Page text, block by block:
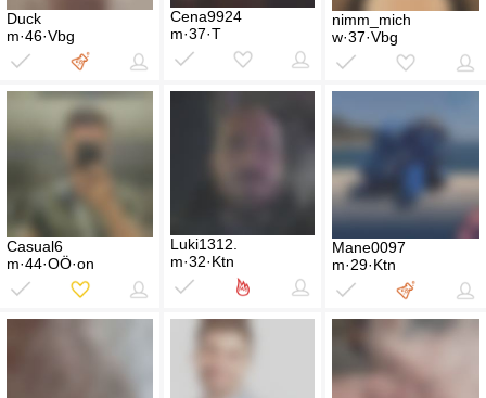
Duck
m·46·Vbg
Cena9924
m·37·T
nimm_mich
w·37·Vbg
Casual6
m·44·OÖ·on
Luki1312.
m·32·Ktn
Mane0097
m·29·Ktn